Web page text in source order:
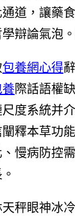
道，讓藥
辯論氣泡
包養網心得
際話語權
度系統并
釋本草功
慢病防控
秤眼神冰